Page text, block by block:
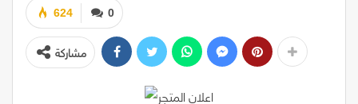
0
624
مشاركة